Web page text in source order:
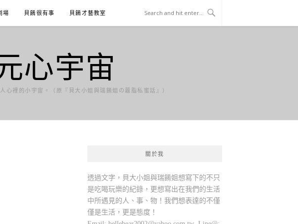
場 貝餚很有事 貝餚才藝教室
心宇宙
心裡的小宇宙。（原『貝大小姐與瑞餚姐の囂脂私蜜話』）
關於我
透過文字，貝大小姐與瑞餚姐想寫下的不只
是吃喝玩樂的紀錄，更想寫出在我們的生活
中所遇見的人、事、物！我們想表達的不僅
僅是生活，更是態度！